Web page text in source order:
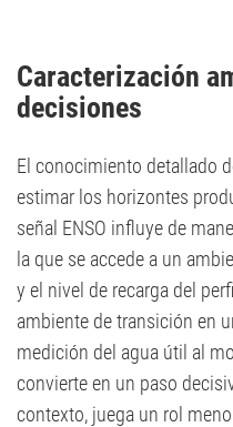
Caracterización
decisiones
El conocimiento detallado
estimar los horizontes
señal ENSO influye de
la que se accede a un
y el nivel de recarga del
ambiente de transición en
medición del agua útil al
convierte en un paso
contexto, juega un rol